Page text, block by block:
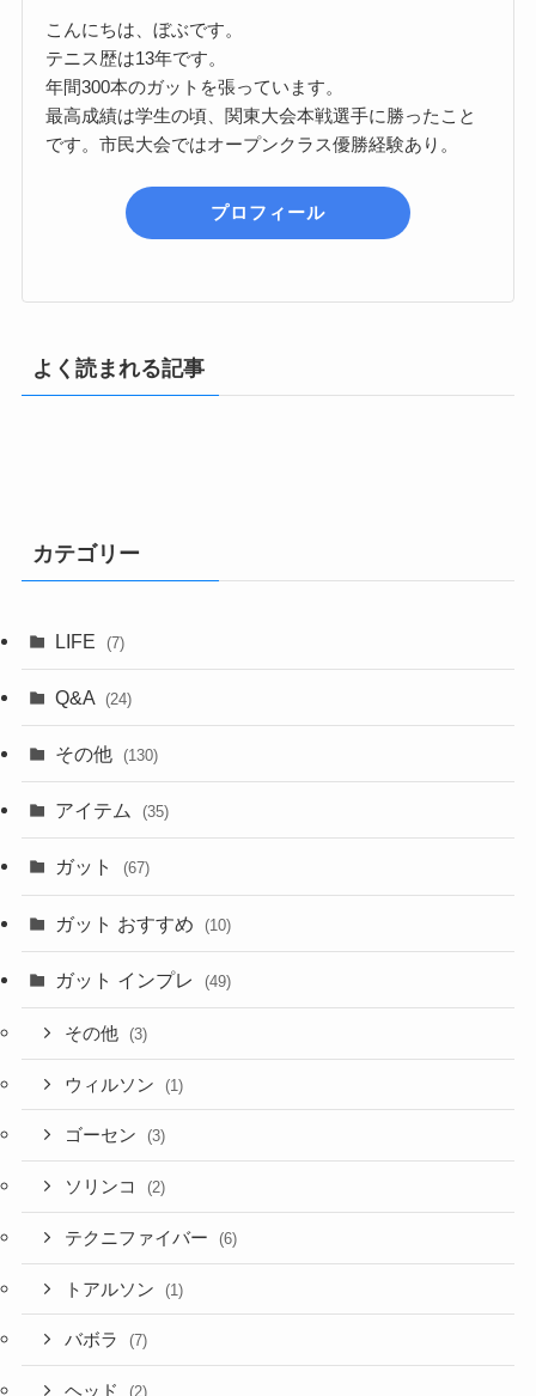
こんにちは、ぼぶです。
テニス歴は13年です。
年間300本のガットを張っています。
最高成績は学生の頃、関東大会本戦選手に勝ったこと
です。市民大会ではオープンクラス優勝経験あり。
プロフィール
よく読まれる記事
カテゴリー
LIFE (7)
Q&A (24)
その他 (130)
アイテム (35)
ガット (67)
ガット おすすめ (10)
ガット インプレ (49)
その他 (3)
ウィルソン (1)
ゴーセン (3)
ソリンコ (2)
テクニファイバー (6)
トアルソン (1)
バボラ (7)
ヘッド (2)